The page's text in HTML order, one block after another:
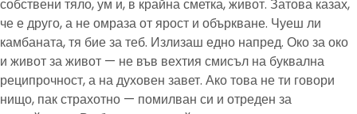
собствени тяло, ум и, в крайна сметка, живот. Затова казах,
че е друго, а не омраза от ярост и объркване. Чуеш ли
камбаната, тя бие за теб. Излизаш едно напред. Око за око
и живот за живот — не във вехтия смисъл на буквална
реципрочност, а на духовен завет. Ако това не ти говори
нищо, пак страхотно — помилван си и отреден за